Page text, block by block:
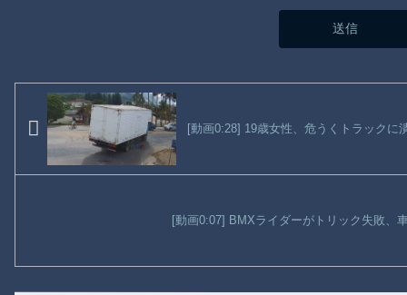
[動画0:28] 19歳女性、危うくトラックに
[動画0:07] BMXライダーがトリック失敗、